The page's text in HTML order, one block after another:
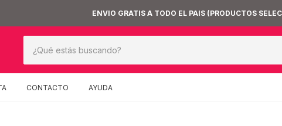
CONTACTO AYUDA